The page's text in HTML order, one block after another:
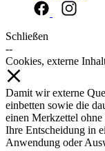
Schließen
--
Cookies, externe
Damit wir externe
einbetten sowie die
einen Merkzettel
Ihre Entscheidung in
Anwendung oder